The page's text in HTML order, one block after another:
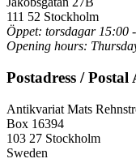
111 52 Stockholm
Öppet: torsdagar 15:00
Opening hours:
Postadress / Postal
Antikvariat Mats
Box 16394
103 27 Stockholm
Sweden